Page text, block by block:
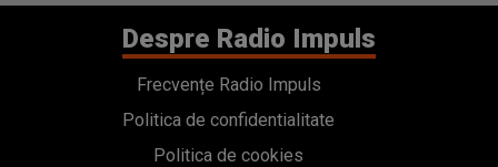
Despre Radio Impuls
Frecvențe Radio Impuls
Politica de confidentialitate
Politica de cookies